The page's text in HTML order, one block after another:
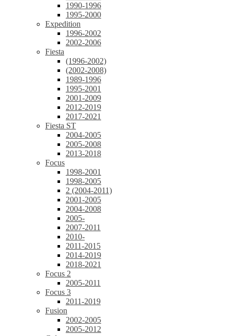
1990-1996
1995-2000
Expedition
1996-2002
2002-2006
Fiesta
(1996-2002)
(2002-2008)
1989-1996
1995-2001
2001-2009
2012-2019
2017-2021
Fiesta ST
2004-2005
2005-2008
2013-2018
Focus
1998-2001
1998-2005
2 (2004-2011)
2001-2005
2004-2008
2005-
2007-2011
2010-
2011-2015
2014-2019
2018-2021
Focus 2
2005-2011
Focus 3
2011-2019
Fusion
2002-2005
2005-2012